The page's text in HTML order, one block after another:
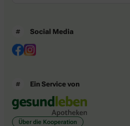
Social Media
Ein Service von
Über die Kooperation